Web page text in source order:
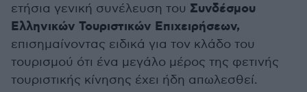
ετήσια γενική συνέλευση του Συνδέσμου
Ελληνικών Τουριστικών Επιχειρήσεων,
επισημαίνοντας ειδικά για τον κλάδο του
τουρισμού ότι ένα μεγάλο μέρος της φετινής
τουριστικής κίνησης έχει ήδη απωλεσθεί.